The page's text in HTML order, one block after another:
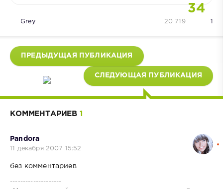
34
Grey 1
20 719
ПРЕДЫДУЩАЯ ПУБЛИКАЦИЯ
СЛЕДУЮЩАЯ ПУБЛИКАЦИЯ
КОММЕНТАРИЕВ 1
Pandora
11 декабря 2007 15:52
без комментариев
--------------------